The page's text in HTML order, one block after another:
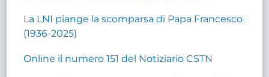
La LNI piange la scomparsa di Papa Francesco
(1936-2025)
Online il numero 151 del Notiziario CSTN